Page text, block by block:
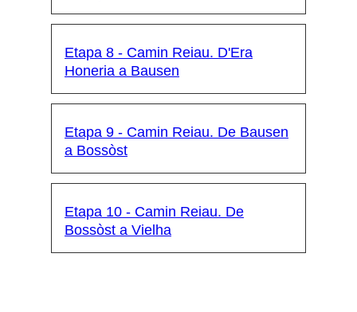
Etapa 8 - Camin Reiau. D'Era
Honeria a Bausen
Etapa 9 - Camin Reiau. De Bausen
a Bossòst
Etapa 10 - Camin Reiau. De
Bossòst a Vielha